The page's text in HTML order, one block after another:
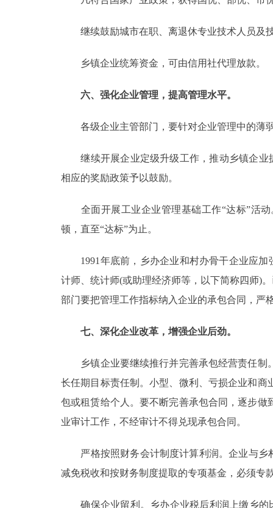
继续鼓励城市在职、离退休专业技术人员及
乡镇企业统筹资金，可由信用社代理放款。
六、强化企业管理，提高管理水平。
各级企业主管部门，要针对企业管理中的薄
继续开展企业定级升级工作，推动乡镇企业
相应的奖励政策予以鼓励。
全面开展工业企业管理基础工作“达标”活动
顿，直至“达标”为止。
1991年底前，乡办企业和村办骨干企业应加
计师、统计师(或助理经济师等，以下简称四师)
部门要把管理工作指标纳入企业的承包合同，严
七、深化企业改革，增强企业后劲。
乡镇企业要继续推行并完善承包经营责任制
长任期目标责任制。小型、微利、亏损企业和
包或租赁给个人。要不断完善承包合同，逐步
业审计工作，不经审计不得兑现承包合同。
严格按照财务会计制度计算利润。企业与乡
减免税收和按财务制度提取的专项基金，必须专
确保企业留利。乡办企业税后利润上缴乡的